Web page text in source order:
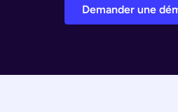
Demander une